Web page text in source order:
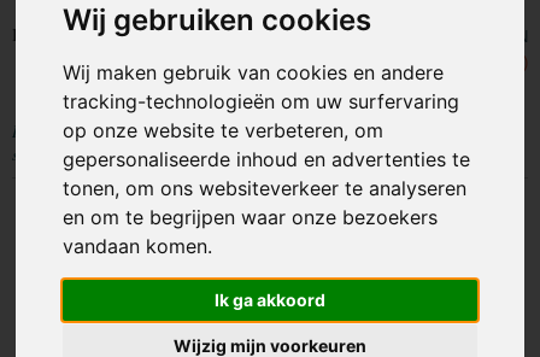
Wij gebruiken cookies
Wij maken gebruik van cookies en andere
tracking-technologieën om uw surfervaring
op onze website te verbeteren, om
gepersonaliseerde inhoud en advertenties te
tonen, om ons websiteverkeer te analyseren
en om te begrijpen waar onze bezoekers
vandaan komen.
Ik ga akkoord
Wijzig mijn voorkeuren
Inloggen Registreren
UW WINKELWAGEN
Geen producten
(0)
Home >STROOM >Schakelaars >Indicatie lampjes>
spotverlichting - Koud wit - 10mm - 12/24V - metalen behuizing